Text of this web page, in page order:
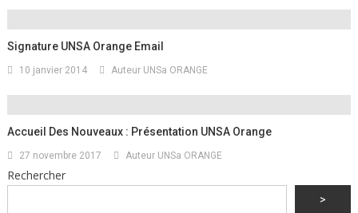
Signature UNSA Orange Email
10 janvier 2014 Auteur UNSa ORANGE
Accueil Des Nouveaux : Présentation UNSA Orange
27 novembre 2017 Auteur UNSa ORANGE
Rechercher
>